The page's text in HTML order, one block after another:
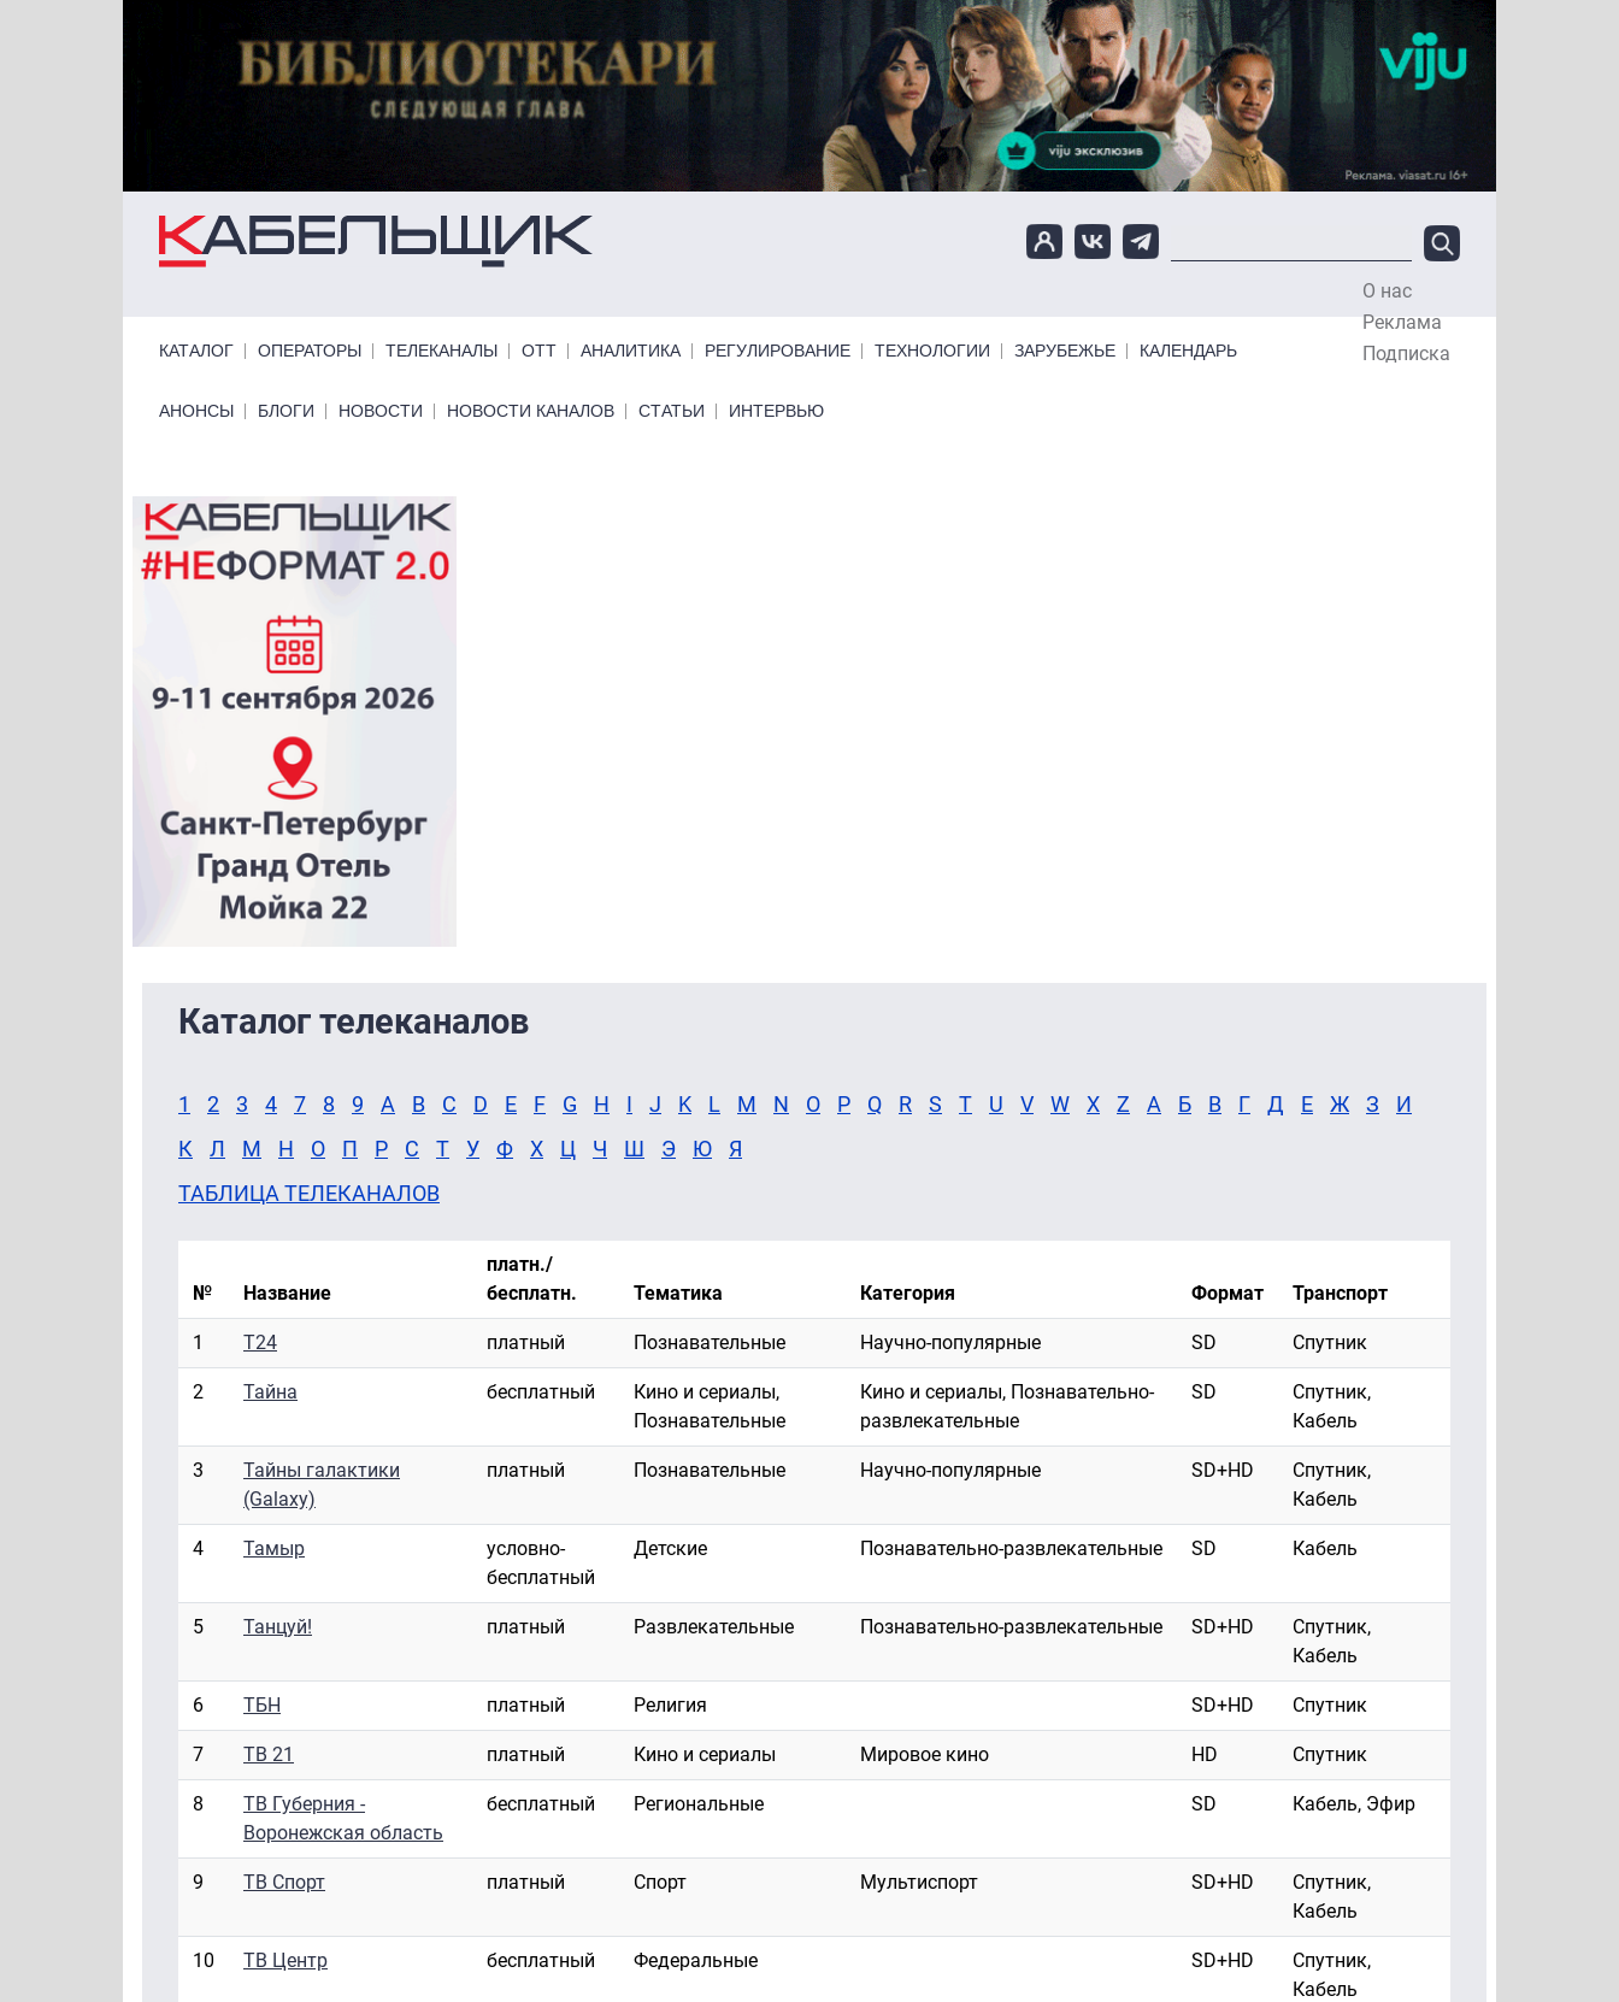
О нас
Реклама
Подписка
КАТАЛОГ ОПЕРАТОРЫ ТЕЛЕКАНАЛЫ ОТТ АНАЛИТИКА РЕГУЛИРОВАНИЕ ТЕХНОЛОГИИ ЗАРУБЕЖЬЕ КАЛЕНДАРЬ
Primary links bottom
АНОНСЫ БЛОГИ НОВОСТИ НОВОСТИ КАНАЛОВ СТАТЬИ ИНТЕРВЬЮ
Каталог телеканалов
1 2 3 4 7 8 9 A B C D E F G H I J K L M N O P Q R S T U V W X Z А Б В Г Д Е Ж З
И
К
Л М Н О П Р С Т У Ф Х Ц Ч Ш Э Ю
Я
ТАБЛИЦА ТЕЛЕКАНАЛОВ
№ Название
платн./
бесплатн.
Тематика Категория Формат Транспорт
1 Т24 платный Познавательные Научно-популярные SD Спутник
2 Тайна бесплатный
Кино и сериалы,
Познавательные
Кино и сериалы, Познавательно-
развлекательные
SD
Спутник,
Кабель
3
Тайны галактики
(Galaxy)
платный Познавательные Научно-популярные SD+HD
Спутник,
Кабель
4 Тамыр
условно-
бесплатный
Детские Познавательно-развлекательные SD Кабель
5 Танцуй! платный Развлекательные Познавательно-развлекательные SD+HD
Спутник,
Кабель
6 ТБН платный Религия SD+HD Спутник
7 ТВ 21 платный Кино и сериалы Мировое кино HD Спутник
8
ТВ Губерния -
Воронежская область
бесплатный Региональные SD Кабель, Эфир
9 ТВ Спорт платный Спорт Мультиспорт SD+HD
Спутник,
Кабель
10 ТВ Центр бесплатный Федеральные SD+HD
Спутник,
Кабель